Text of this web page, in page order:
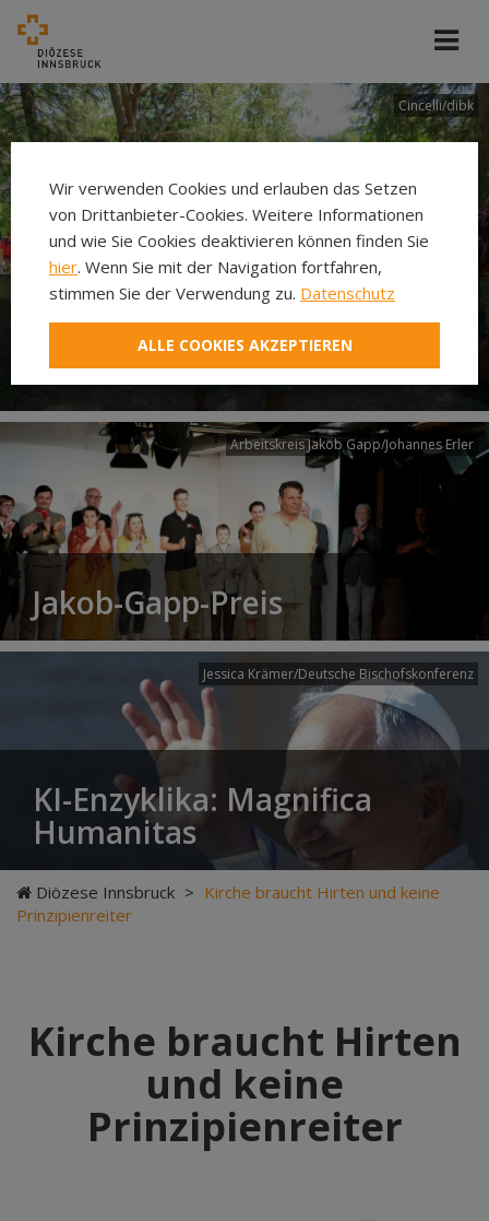
Cincelli/dibk
Neuer Pilgerweg Via
Laudato si’
Arbeitskreis Jakob Gapp/Johannes Erler
Jakob-Gapp-Preis
Jessica Krämer/Deutsche Bischofskonferenz
KI-Enzyklika: Magnifica
Humanitas
Diözese Innsbruck > Kirche braucht Hirten und keine
Prinzipienreiter
Kirche braucht Hirten
und keine
Prinzipienreiter
Wir verwenden Cookies und erlauben das Setzen
von Drittanbieter-Cookies. Weitere Informationen
und wie Sie Cookies deaktivieren können finden Sie
hier. Wenn Sie mit der Navigation fortfahren,
stimmen Sie der Verwendung zu. Datenschutz
ALLE COOKIES AKZEPTIEREN